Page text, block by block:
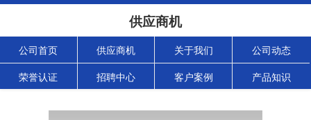
供应商机
公司首页 供应商机 关于我们 公司动态
荣誉认证 招聘中心 客户案例 产品知识